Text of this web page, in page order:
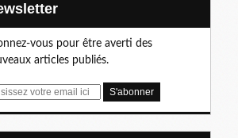
vous pour être averti des
articles publiés.